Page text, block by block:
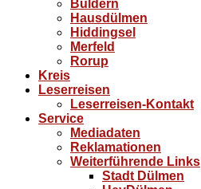
Buldern
Hausdülmen
Hiddingsel
Merfeld
Rorup
Kreis
Leserreisen
Leserreisen-Kontakt
Service
Mediadaten
Reklamationen
Weiterführende Links
Stadt Dülmen